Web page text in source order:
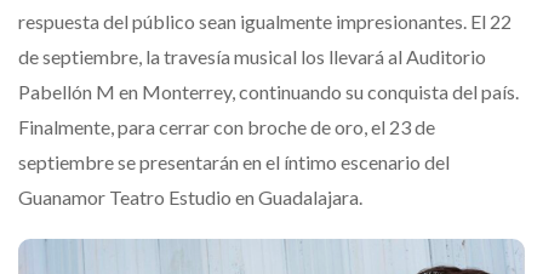
respuesta del público sean igualmente impresionantes. El 22
de septiembre, la travesía musical los llevará al Auditorio
Pabellón M en Monterrey, continuando su conquista del país.
Finalmente, para cerrar con broche de oro, el 23 de
septiembre se presentarán en el íntimo escenario del
Guanamor Teatro Estudio en Guadalajara.